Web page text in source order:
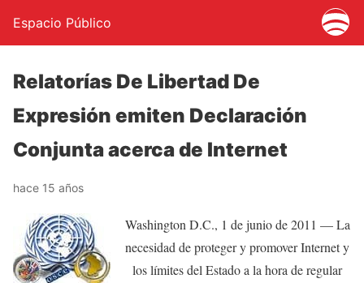
Espacio Público
Relatorías De Libertad De
Expresión emiten Declaración
Conjunta acerca de Internet
hace 15 años
Washington D.C., 1 de junio de 2011 — La
necesidad de proteger y promover Internet y
los límites del Estado a la hora de regular